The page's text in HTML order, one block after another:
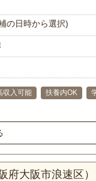
の日時から選択)
収入可能 扶養内OK
大阪市浪速区）